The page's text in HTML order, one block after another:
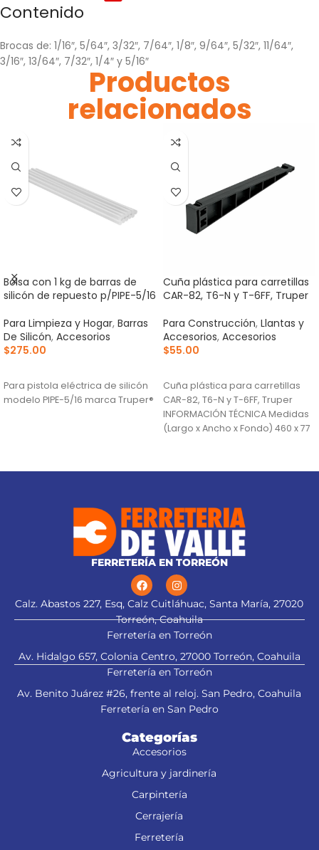
Contenido
Brocas de: 1/16″, 5/64″, 3/32″, 7/64″, 1/8″, 9/64″, 5/32″, 11/64″,
3/16″, 13/64″, 7/32″, 1/4″ y 5/16″
Productos
relacionados
Bolsa con 1 kg de barras de
silicón de repuesto p/PIPE-5/16
Para Limpieza y Hogar, Barras
De Silicón, Accesorios
$275.00
Para pistola eléctrica de silicón
modelo PIPE-5/16 marca Truper®
Cuña plástica para carretillas
CAR-82, T6-N y T-6FF, Truper
Para Construcción, Llantas y
Accesorios, Accesorios
$55.00
Cuña plástica para carretillas
CAR-82, T6-N y T-6FF, Truper
INFORMACIÓN TÉCNICA Medidas
(Largo x Ancho x Fondo) 460 x 77
FERRETERÍA EN TORREÓN
Calz. Abastos 227, Esq, Calz Cuitláhuac, Santa María, 27020
Torreón, Coahuila
Ferretería en Torreón
Av. Hidalgo 657, Colonia Centro, 27000 Torreón, Coahuila
Ferretería en Torreón
Av. Benito Juárez #26, frente al reloj. San Pedro, Coahuila
Ferretería en San Pedro
Categorías
Accesorios
Agricultura y jardinería
Carpintería
Cerrajería
Ferretería